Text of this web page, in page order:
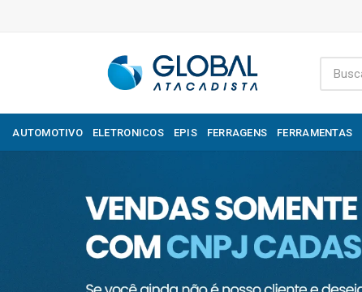
AUTOMOTIVO ELETRONICOS EPIS FERRAGENS FERRAMENTAS